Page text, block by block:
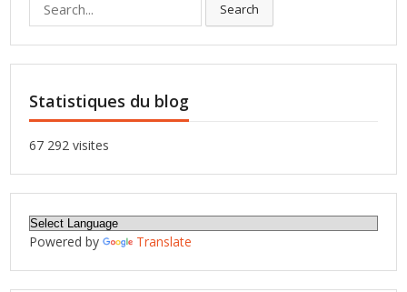
Search
Statistiques du blog
67 292 visites
Powered by Translate